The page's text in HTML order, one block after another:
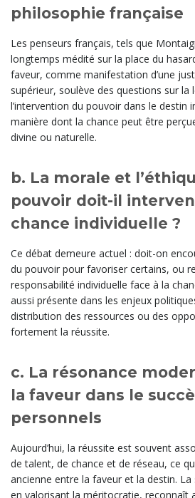
philosophie française
Les penseurs français, tels que
longtemps médité sur la place du
faveur, comme manifestation d’une
supérieur, soulève des questions sur la
l’intervention du pouvoir dans le destin
manière dont la chance peut être
divine ou naturelle.
b. La morale et
pouvoir doit-il
chance individuelle ?
Ce débat demeure actuel : doit-on
du pouvoir pour favoriser certains, ou
responsabilité individuelle face à la
aussi présente dans les enjeux
distribution des ressources ou des
fortement la réussite.
c. La résonance
la faveur dans le
personnels
Aujourd’hui, la réussite est souvent
de talent, de chance et de réseau, ce
ancienne entre la faveur et la destin.
en valorisant la méritocratie, reconnaît